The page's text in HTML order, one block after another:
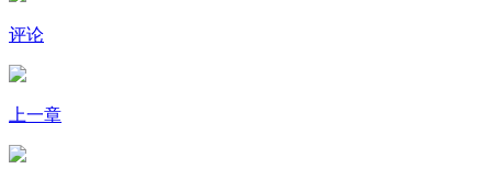
评论
上一章